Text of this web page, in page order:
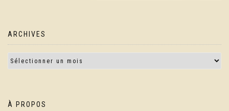
ARCHIVES
À PROPOS